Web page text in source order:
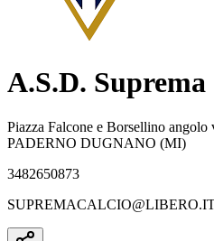
A.S.D.
Piazza Falcone e Borsellino angolo
PADERNO DUGNANO (MI)
3482650873